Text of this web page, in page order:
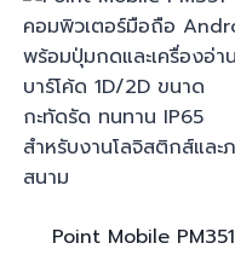
Point Mobile PM351